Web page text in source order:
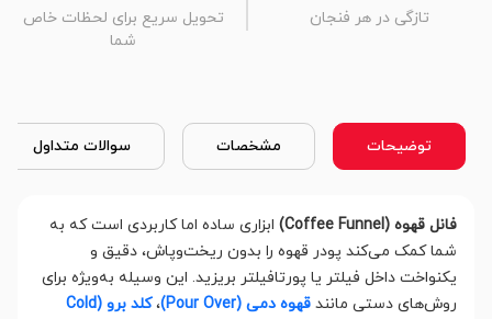
تازگی در هر فنجان
تحویل سریع برای لحظات خاص
شما
توضیحات مشخصات سوالات متداول
فانل قهوه (Coffee Funnel)
ابزاری ساده اما کاربردی است که به
شما کمک می‌کند پودر قهوه را بدون ریخت‌وپاش، دقیق و
یکنواخت داخل فیلتر یا پورتافیلتر بریزید. این وسیله به‌ویژه برای
روش‌های دستی مانند قهوه دمی (Pour Over) ،
کلد برو (Cold